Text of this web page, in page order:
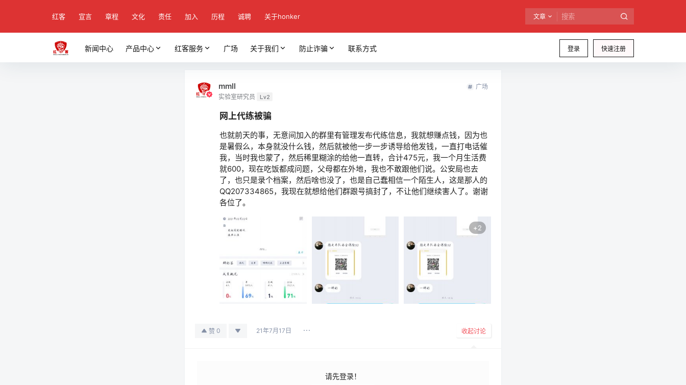
红客 宣言 章程 文化 责任 加入 历程 诚聘 关于honker 文章
登录 快速注册
新闻中心 产品中心 红客服务 广场 关于我们 防止诈骗 联系方式
mmll
实验室研究员 Lv2
广场
网上代练被骗
也就前天的事，无意间加入的群里有管理发布代练信息，我就想赚点钱，因为也
是暑假么，本身就没什么钱，然后就被他一步一步诱导给他发钱，一直打电话催
我，当时我也蒙了，然后稀里糊涂的给他一直转，合计475元，我一个月生活费
就600，现在吃饭都成问题，父母都在外地，我也不敢跟他们说。公安局也去
了，也只是录个档案，然后啥也没了，也是自己蠢相信一个陌生人，这是那人的
QQ207334865，我现在就想给他们群跟号搞封了，不让他们继续害人了。谢谢
各位了。
+2
赞 0 21年7月17日 收起讨论
请先登录！